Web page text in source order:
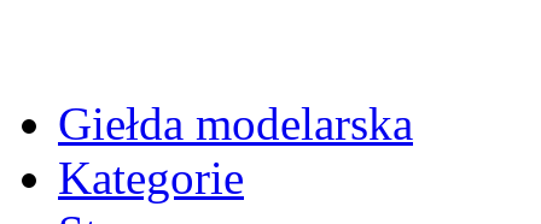
Giełda modelarska
Kategorie